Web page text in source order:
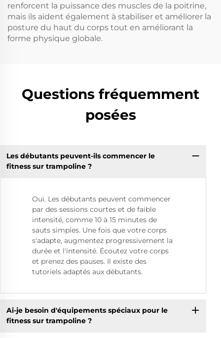
renforcent la puissance des muscles de la poitrine,
mais ils aident également à stabiliser et améliorer la
posture du haut du corps tout en améliorant la
forme physique globale.
Questions fréquemment
posées
Les débutants peuvent-ils commencer le
fitness sur trampoline ?
Oui. Les débutants peuvent commencer
par des sessions courtes et de faible
intensité, comme 10 à 15 minutes de
sauts simples. Une fois que votre corps
s'adapte, augmentez progressivement la
durée et l'intensité. Écoutez votre corps
et prenez des pauses. Il existe des
tutoriels adaptés aux débutants.
Ai-je besoin d'équipements spéciaux pour le
fitness sur trampoline ?